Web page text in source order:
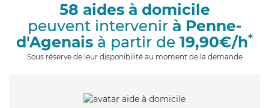
o
58 aides à domicile
peuvent intervenir à Penne-
d'Agenais à partir de 19,90€/h*
Sous réserve de leur disponibilité au moment de la demande